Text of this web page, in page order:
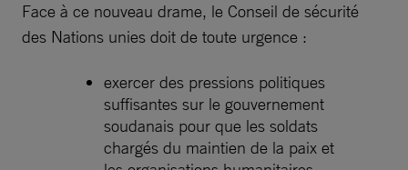
Face à ce nouveau drame, le Conseil de sécurité
des Nations unies doit de toute urgence :
exercer des pressions politiques
suffisantes sur le gouvernement
soudanais pour que les soldats
chargés du maintien de la paix et